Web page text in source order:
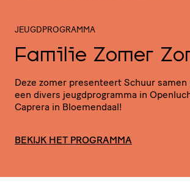
JEUGDPROGRAMMA
Familie Zomer
Deze zomer presenteert Schuur samen
een divers jeugd­pro­gramma in
Caprera in Bloemendaal!
BEKIJK HET PROGRAMMA